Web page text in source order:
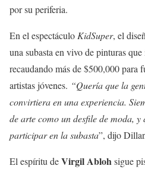
por su periferia.
En el espectáculoKidSuper, el
una subasta en vivo de pinturas
recaudando más de $500,000 para
artistas jóvenes. “Quería que la
convirtiera en una experiencia.
de arte como un desfile de moda, y
participar en la subasta”, dijo
El espíritu deVirgil Ablohsigue